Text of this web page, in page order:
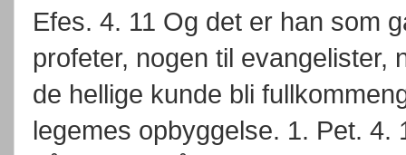
Efes. 4. 11 Og det er han som
profeter, nogen til
de hellige kunde bli
legemes opbyggelse. 1. Pet.